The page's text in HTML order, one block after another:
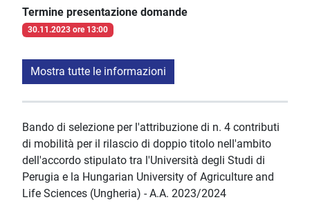
Termine presentazione domande
30.11.2023 ore 13:00
Mostra tutte le informazioni
Bando di selezione per l'attribuzione di n. 4 contributi
di mobilità per il rilascio di doppio titolo nell'ambito
dell'accordo stipulato tra l'Università degli Studi di
Perugia e la Hungarian University of Agriculture and
Life Sciences (Ungheria) - A.A. 2023/2024